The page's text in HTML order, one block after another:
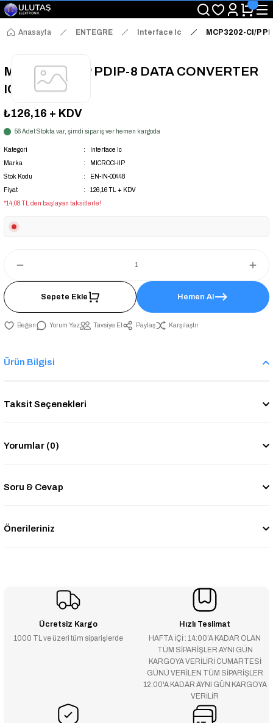
"Saat 14:00'a Kadar Verilen Siparişlerde Aynı Gün Kargo Avantajı!
"Binlerce Ürün Çeşitliliği ile Stoktan Hemen Teslim."
"Toptan Fiyatına Perakende Satış Avantajını Kaçırmayın!"
Anasayfa ENTEGRE Interface Ic MCP3202-CI/P
MCP3202-CI/P PDIP-8 DATA CONVERTER
IC
₺126,16 + KDV
56 Adet Stokta var, şimdi sipariş ver hemen kargoda
Kategori
Interface Ic
Marka
MICROCHIP
Stok Kodu
EN-IN-00448
Fiyat
126,16 TL + KDV
*14,08 TL den başlayan taksitlerle!
Sepete Ekle Hemen Al
Yorum Yaz Tavsiye Et Paylaş Karşılaştır
Ürün Bilgisi
Taksit Seçenekleri
Yorumlar (0)
Soru & Cevap
Önerileriniz
Ücretsiz Kargo
1000 TL ve üzeri tüm siparişlerde
Hızlı Teslimat
HAFTA İÇİ : 14:00’A KADAR OLAN
TÜM SİPARİŞLER AYNI GÜN
KARGOYA VERİLİRİ CUMARTESİ
GÜNÜ VERİLEN TÜM SİPARİŞLER
12:00'A KADAR AYNI GÜN KARGOYA
VERİLİR